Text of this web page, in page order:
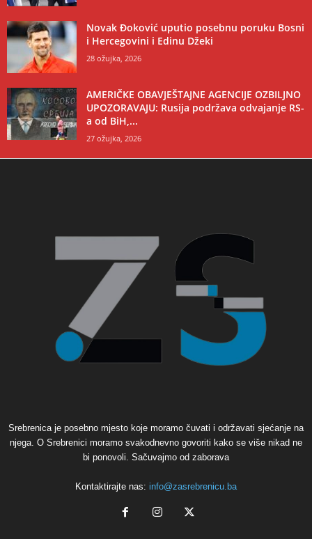
Novak Đoković uputio posebnu poruku Bosni
i Hercegovini i Edinu Džeki
28 ožujka, 2026
AMERIČKE OBAVJEŠTAJNE AGENCIJE OZBILJNO
UPOZORAVAJU: Rusija podržava odvajanje RS-
a od BiH,...
27 ožujka, 2026
Srebrenica je posebno mjesto koje moramo čuvati i održavati sjećanje na
njega. O Srebrenici moramo svakodnevno govoriti kako se više nikad ne
bi ponovoli. Sačuvajmo od zaborava
Kontaktirajte nas: info@zasrebrenicu.ba